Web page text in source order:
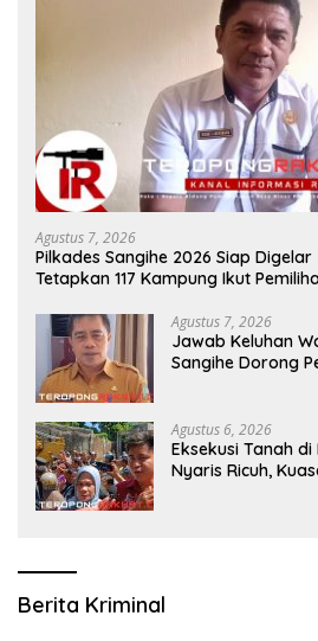
Agustus 7, 2026
Pilkades Sangihe 2026 Siap Digelar
Tetapkan 117 Kampung Ikut
Agustus 7, 2026
Jawab Keluhan
Sangihe Dorong
Agustus 6, 2026
Eksekusi Tanah
Nyaris Ricuh,
Berita Kriminal